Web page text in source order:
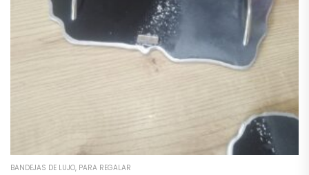
BANDEJAS DE LUJO, PARA REGALAR